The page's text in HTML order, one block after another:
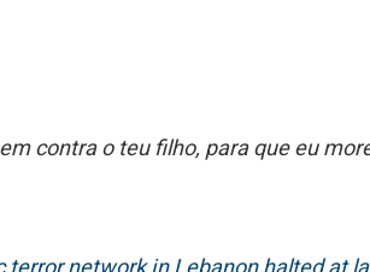
contra o teu filho, para que eu